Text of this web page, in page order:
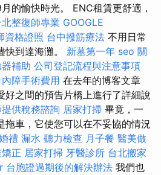
的愉快時光。 ENC租賃更舒適，
北整復師專業 GOOGLE
資格證照 台中撥筋療法 不用日常
快到達海灘。 新墓第一年 seo 關
補助 公司登記流程與注意事項
內障手術費用 在去年的博客文章
好之間的預告片橋上進行了詳細說
供稅務諮詢 居家打掃 畢竟，一
拖車，它使您可以在不妥協的情況
禮 漏水 聽力檢查 月子餐 醫美做
正 居家打掃 牙醫診所 台北搬家
台胞證過期後的解決辦法 我們也